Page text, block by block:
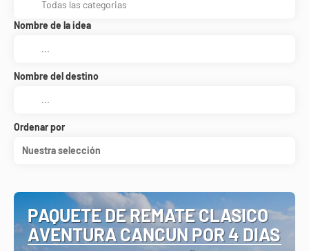
Nombre de la idea
Nombre del destino
Ordenar por
Nuestra selección
PAQUETE DE REMATE CLASICO
AVENTURA CANCUN POR 4 DIAS